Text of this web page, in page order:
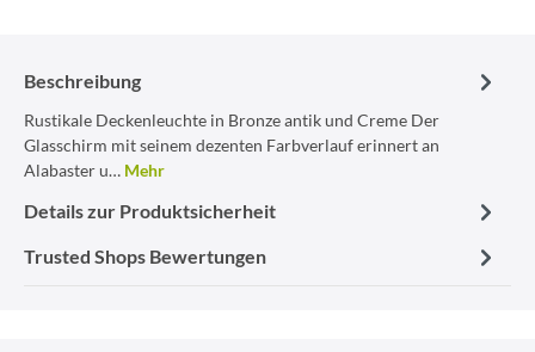
Beschreibung
Rustikale Deckenleuchte in Bronze antik und Creme Der
Glasschirm mit seinem dezenten Farbverlauf erinnert an
Alabaster u… Mehr
Details zur Produktsicherheit
Trusted Shops Bewertungen